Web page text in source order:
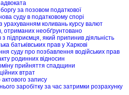
адвоката
за позовом податкової
суду в податковому спорі
урахуванням коливань курсу валют
отриманих необґрунтовано
підприємця, який припинив діяльність
батьківських прав у Харкові
суду про позбавлення водійських прав
родинних відносин
прийняття спадщини
втрат
запису
заробітку за час затримки розрахунку